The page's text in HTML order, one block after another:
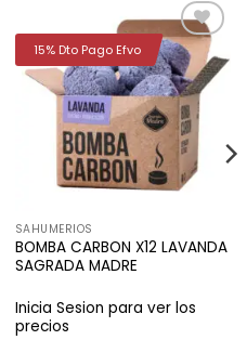
Añadir
a la
lista de
deseos
SAHUMERIOS
BOMBA CARBON X12 LAVANDA
SAGRADA MADRE
Inicia Sesion para ver los
precios
15% Dto Pago Efvo